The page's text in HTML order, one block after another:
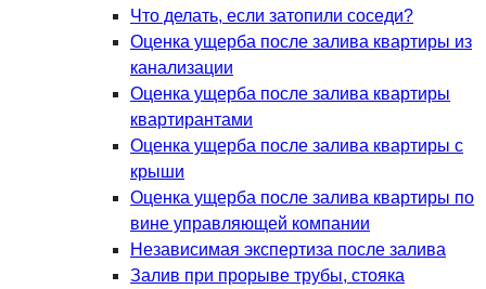
Что делать, если затопили соседи?
Оценка ущерба после залива квартиры из
канализации
Оценка ущерба после залива квартиры
квартирантами
Оценка ущерба после залива квартиры с
крыши
Оценка ущерба после залива квартиры по
вине управляющей компании
Независимая экспертиза после залива
Залив при прорыве трубы, стояка